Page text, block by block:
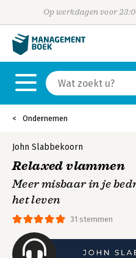
Op werkdagen voor
Ondernemen
31 stemmen
John Slabbekoorn
Relaxed vlammen
Meer misbaar in je
het leven